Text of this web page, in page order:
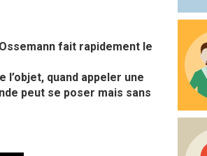
fait rapidement le
quand appeler une
peut se poser mais sans